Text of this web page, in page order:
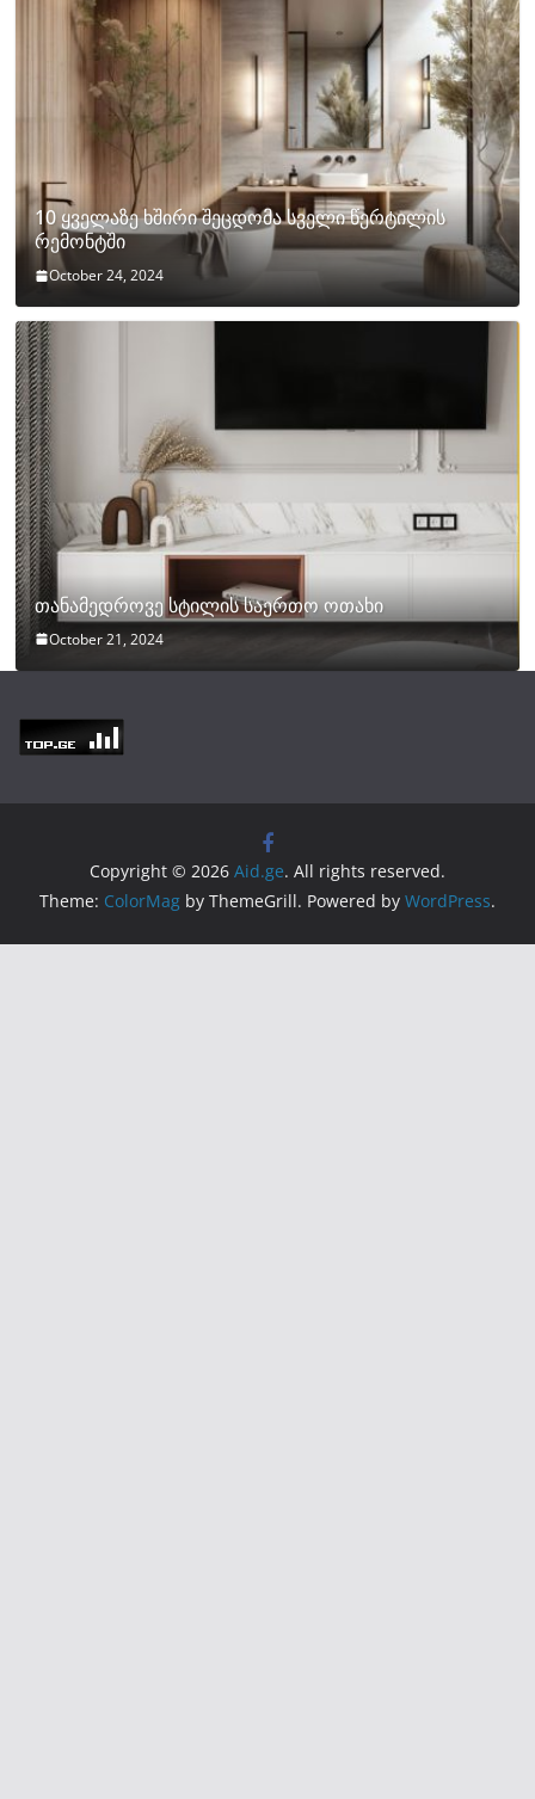
10 ყველაზე ხშირი შეცდომა სველი წერტილის
რემონტში
October 24, 2024
თანამედროვე სტილის საერთო ოთახი
October 21, 2024
Copyright © 2026 Aid.ge. All rights reserved.
Theme: ColorMag by ThemeGrill. Powered by WordPress.